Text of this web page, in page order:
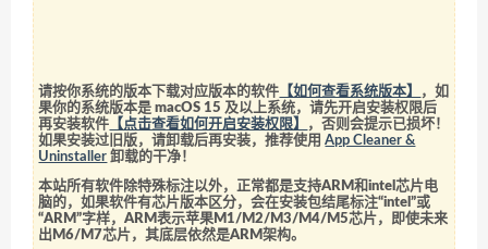
请按你系统的版本下载对应版本的软件 【如何查看系统版本】
，如
果你的系统版本是 macOS 15 及以上系统，请先开启安装权限后
再安装软件 【点击查看如何开启安装权限】
，否则会提示已损坏！
如果安装过旧版，请卸载后再安装，推荐使用App Cleaner &
Uninstaller 卸载的干净！
本站所有软件除特殊标注以外，正常都是支持ARM和intel芯片电
脑的，如果软件有芯片版本区分，会在安装包结尾标注“intel”或
“ARM”字样，ARM表示苹果M1/M2/M3/M4/M5芯片，即使未来
出M6/M7芯片，其底层依然是ARM架构。